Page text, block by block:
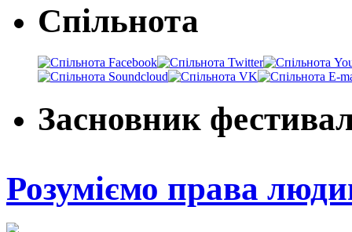
Спільнота
Засновник
Розуміємо права